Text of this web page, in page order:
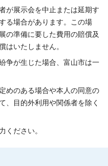
が展示会を中止または延期す
る場合があります。この場
の準備に要した費用の賠償及
はいたしません。
争が生じた場合、富山市は一
めのある場合や本人の同意の
、目的外利用や関係者を除く
ください。